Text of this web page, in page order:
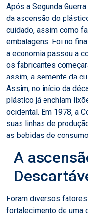
Após a Segunda
da ascensão do
cuidado, assim como
embalagens. Foi no
a economia passou a
os fabricantes
assim, a semente da
Assim, no início da
plástico já enchiam
ocidental. Em 1978, a
suas linhas de
as bebidas de
A
Foram diversos
fortalecimento de uma